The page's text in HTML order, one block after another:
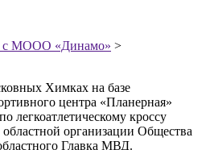
с МООО «Динамо» >
Химках на базе
центра «Планерная»
легкоатлетическому кроссу
организации Общества
Главка МВД.